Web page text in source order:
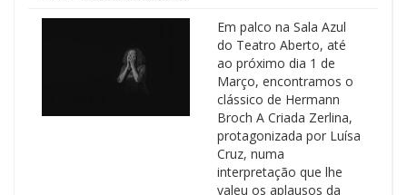
Em palco na Sala Azul
do Teatro Aberto, até
ao próximo dia 1 de
Março, encontramos o
clássico de Hermann
Broch A Criada Zerlina,
protagonizada por Luísa
Cruz, numa
interpretação que lhe
valeu os aplausos da